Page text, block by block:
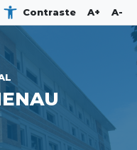
Contraste A+ A-